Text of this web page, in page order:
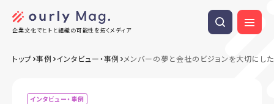
企業文化でヒトと組織の可能性を拓くメディア
トップ 事例 インタビュー・事例 メンバーの夢と会社のビジョンを大切にし
インタビュー・事例